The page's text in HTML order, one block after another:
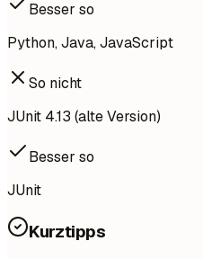
Besser so
Python, Java, JavaScript
So nicht
JUnit 4.13 (alte Version)
Besser so
JUnit
Kurztipps